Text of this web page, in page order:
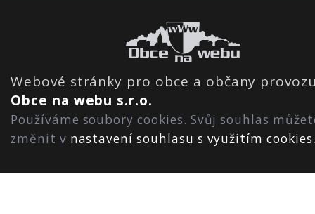
Webové stránky pro obce a občany
Obce na webu s.r.o.
Používáme soubory cookies. Svůj souhlas
změnit v nastavení souhlasu s využitím cookies